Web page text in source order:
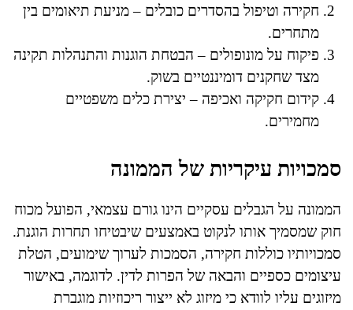
חקירה וטיפול בהסדרים כובלים – מניעת תיאומים בין
מתחרים.
פיקוח על מונופולים – הבטחת הוגנות והתנהלות תקינה
מצד שחקנים דומיננטיים בשוק.
קידום חקיקה ואכיפה – יצירת כלים משפטיים
מחמירים.
סמכויות עיקריות של הממונה
הממונה על הגבלים עסקיים הינו גורם עצמאי, הפועל מכוח
חוק שמסמיך אותו לנקוט באמצעים שיבטיחו תחרות הוגנת.
סמכויותיו כוללות חקירה, הסמכות לערוך שימועים, הטלת
עיצומים כספיים והבאה של הפרות לדין. לדוגמה, באישור
מיזוגים עליו לוודא כי מיזוג לא ייצור ריכוזיות מוגברת